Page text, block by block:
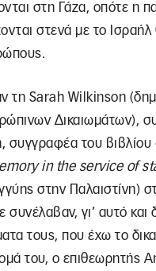
στη Γάζα, οπότε η
στενά με το Ισραήλ
τη Sarah Wilkinson
Δικαιωμάτων),
συγγραφέα του βιβλίου
in the service of
στην Παλαιστίνη)
συνέλαβαν, γι’ αυτό
τους, που έχω το
του, ο επιθεωρητής